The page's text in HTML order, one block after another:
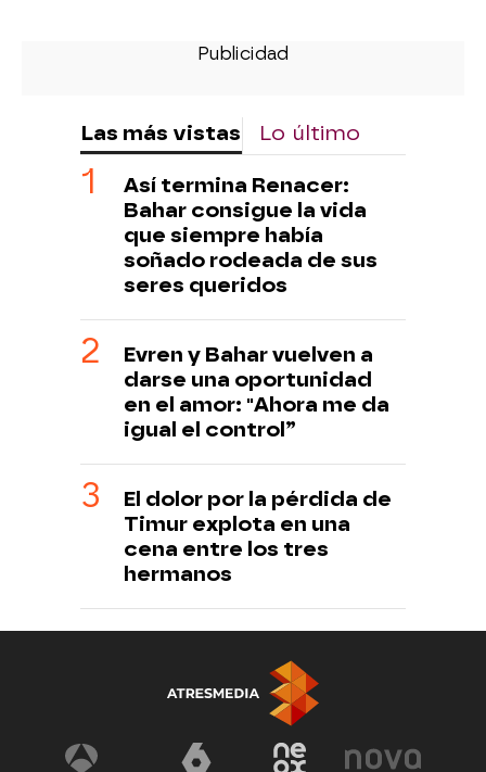
Las más vistas Lo último
Así termina Renacer:
Bahar consigue la vida
que siempre había
soñado rodeada de sus
seres queridos
Evren y Bahar vuelven a
darse una oportunidad
en el amor: "Ahora me da
igual el control”
El dolor por la pérdida de
Timur explota en una
cena entre los tres
hermanos